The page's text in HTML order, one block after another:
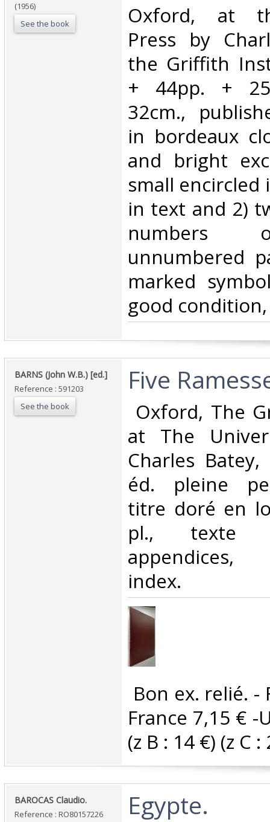
(1956)
See the book
‎Oxford, at
Press by
the Griffith
+ 44pp. +
32cm.,
in bordeaux
and bright
small encircled
in text and 2)
numbers
unnumbered
marked
good condition,
‎BARNS (John W.B.) [ed.]‎
Reference : 591203
See the book
‎Five
Oxford, The
at The
Charles
éd. pleine
titre doré en
pl., texte
appendices,
index. ‎
Bon ex. relié.
France 7,15 € -
(z B : 14 €) (z C :
‎BAROCAS Claudio.‎
Reference : RO80157226
‎Egypte.‎